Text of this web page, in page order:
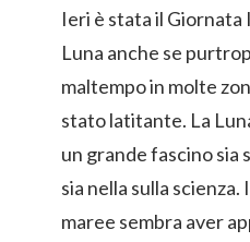
Ieri è stata il
Luna anche se
maltempo in molte
stato latitante. La
un grande fascino sia
sia nella sulla
maree sembra aver